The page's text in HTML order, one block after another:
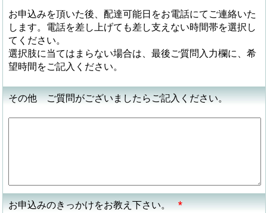
お申込みを頂いた後、配達可能日をお電話にてご連絡いた
します。電話を差し上げても差し支えない時間帯を選択し
てください。
選択肢に当てはまらない場合は、最後ご質問入力欄に、希
望時間をご記入ください。
その他 ご質問がございましたらご記入ください。
お申込みのきっかけをお教え下さい。 *